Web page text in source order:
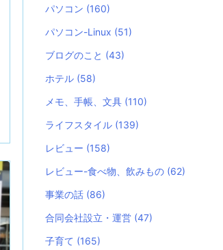
パソコン (160)
パソコン-Linux (51)
ブログのこと (43)
ホテル (58)
メモ、手帳、文具 (110)
ライフスタイル (139)
レビュー (158)
レビュー-食べ物、飲みもの (62)
事業の話 (86)
合同会社設立・運営 (47)
子育て (165)